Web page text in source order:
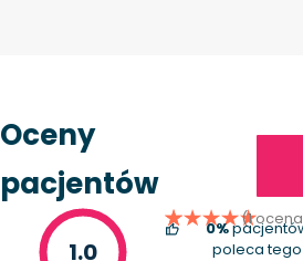
Oceny
pacjentów
1.0
(1
0%
poleca tego